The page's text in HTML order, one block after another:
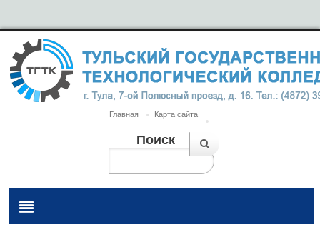
Главная Карта сайта
Поиск